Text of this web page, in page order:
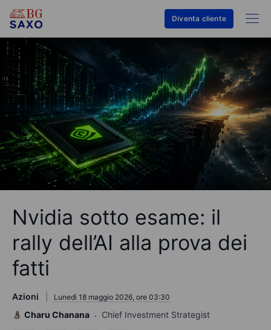
Diventa cliente
Nvidia sotto esame: il
rally dell’AI alla prova dei
fatti
Azioni Lunedì 18 maggio 2026, ore 03:30
Charu Chanana Chief Investment Strategist